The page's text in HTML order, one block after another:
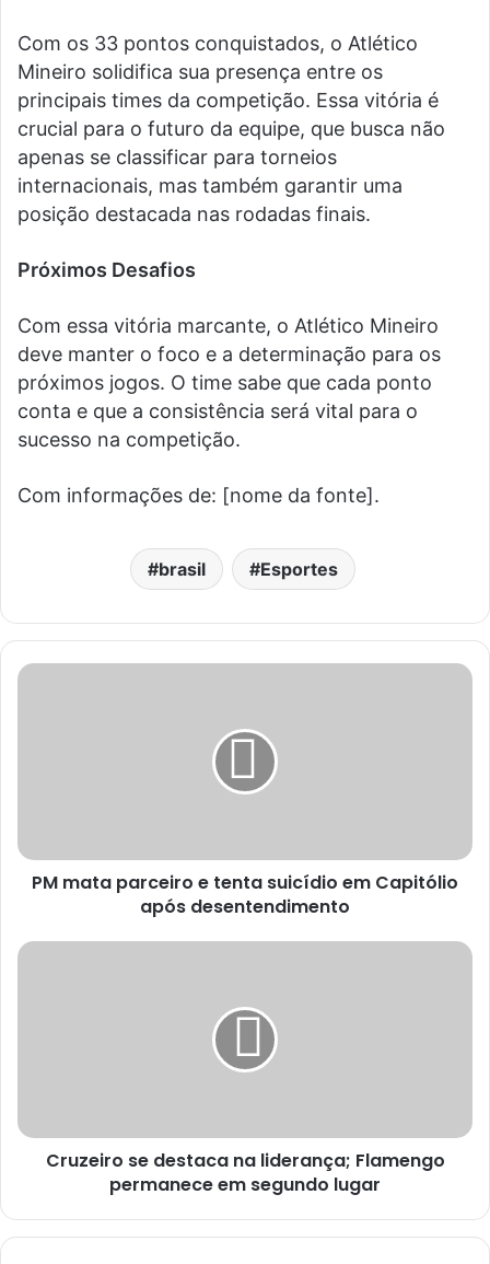
Com os 33 pontos conquistados, o Atlético
Mineiro solidifica sua presença entre os
principais times da competição. Essa vitória é
crucial para o futuro da equipe, que busca não
apenas se classificar para torneios
internacionais, mas também garantir uma
posição destacada nas rodadas finais.
Próximos Desafios
Com essa vitória marcante, o Atlético Mineiro
deve manter o foco e a determinação para os
próximos jogos. O time sabe que cada ponto
conta e que a consistência será vital para o
sucesso na competição.
Com informações de: [nome da fonte].
brasil Esportes
PM mata parceiro e tenta suicídio em Capitólio
após desentendimento
Cruzeiro se destaca na liderança; Flamengo
permanece em segundo lugar